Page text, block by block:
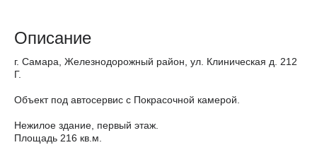
Описание
г. Самара, Железнодорожный район, ул. Клиническая д. 212
Г.
Объект под автосервис с Покрасочной камерой.
Нежилое здание, первый этаж.
Площадь 216 кв.м.